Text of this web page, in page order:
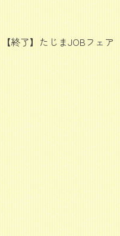
投
稿
ナ
ビ
ゲ
ー
シ
ョ
【終了】たじまJOBフェ